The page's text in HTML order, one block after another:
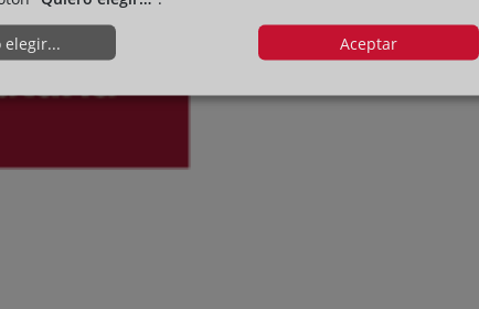
elegir... Aceptar